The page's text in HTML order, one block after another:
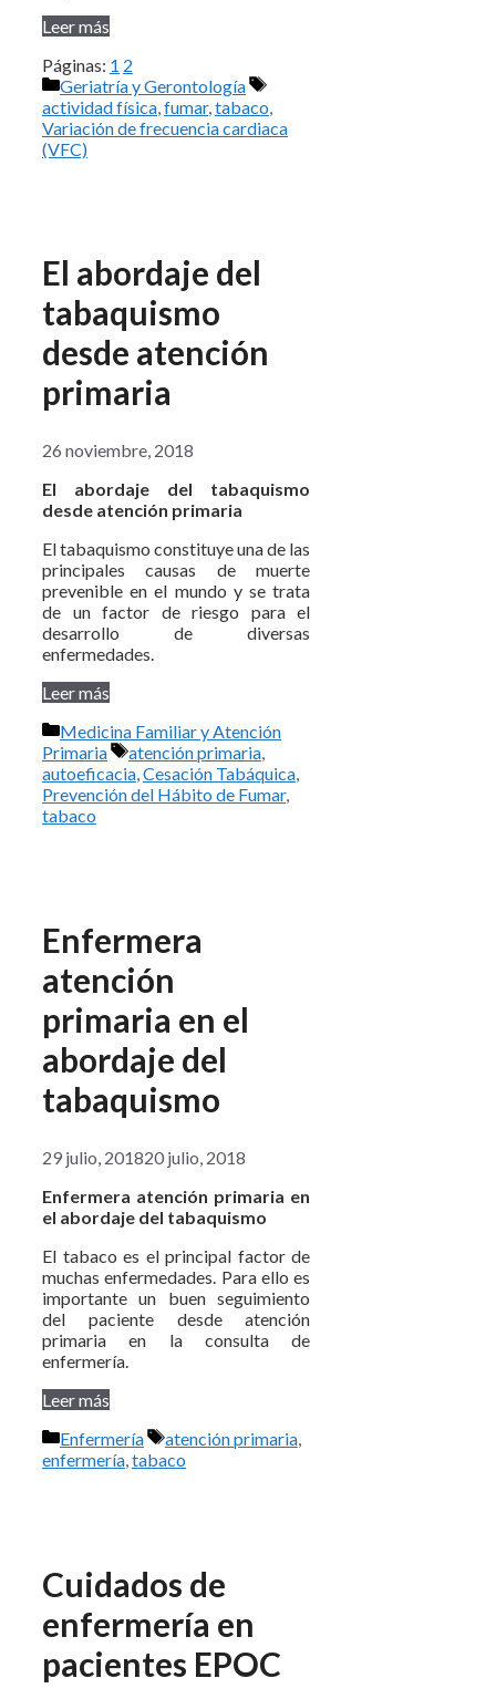
Leer más
Páginas: 1 2
Categorías
Geriatría y Gerontología
Etiquetas
actividad física fumar, tabaco
Variación de frecuencia cardiaca
(VFC)
El abordaje del
tabaquismo
desde atención
primaria
26 noviembre, 2018
El abordaje del tabaquismo
desde atención primaria
El tabaquismo constituye una de las
principales causas de muerte
prevenible en el mundo y se trata
de un factor de riesgo para el
desarrollo de diversas
enfermedades.
Leer más
Categorías
Medicina Familiar y Atención
Primaria
Etiquetas
atención primaria,
autoeficacia,Cesación Tabáquica,
Prevención del Hábito de Fumar,
tabaco
Enfermera
atención
primaria en el
abordaje del
tabaquismo
29 julio, 201820 julio, 2018
Enfermera atención primaria en
el abordaje del tabaquismo
El tabaco es el principal factor de
muchas enfermedades. Para ello es
importante un buen seguimiento
del paciente desde atención
primaria en la consulta de
enfermería.
Leer más
Categorías
Enfermería Etiquetas
atención primaria,
enfermería,tabaco
Cuidados de
enfermería en
pacientes EPOC